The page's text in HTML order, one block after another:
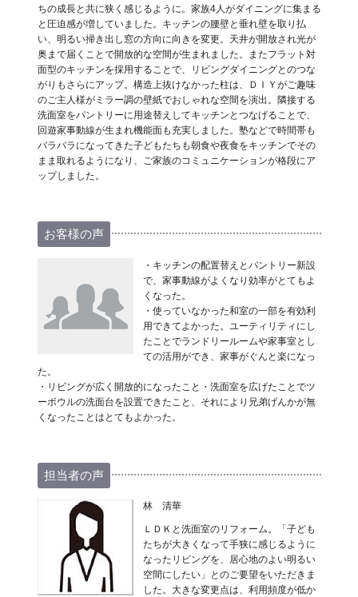
ちの成長と共に狭く感じるように。家族4人がダイニングに集まる
と圧迫感が増していました。キッチンの腰壁と垂れ壁を取り払
い、明るい掃き出し窓の方向に向きを変更。天井が開放され光が
奥まで届くことで開放的な空間が生まれました。またフラット対
面型のキッチンを採用することで、リビングダイニングとのつな
がりもさらにアップ。構造上抜けなかった柱は、ＤＩＹがご趣味
のご主人様がミラー調の壁紙でおしゃれな空間を演出。隣接する
洗面室をパントリーに用途替えしてキッチンとつなげることで、
回遊家事動線が生まれ機能面も充実しました。塾などで時間帯も
バラバラになってきた子どもたちも朝食や夜食をキッチンでその
まま取れるようになり、ご家族のコミュニケーションが格段にア
ップしました。
お客様の声
・キッチンの配置替えとパントリー新設
で、家事動線がよくなり効率がとてもよ
くなった。
・使っていなかった和室の一部を有効利
用できてよかった。ユーティリティにし
たことでランドリールームや家事室とし
ての活用ができ、家事がぐんと楽になっ
た。
・リビングが広く開放的になったこと・洗面室を広げたことでツ
ーボウルの洗面台を設置できたこと、それにより兄弟げんかが無
くなったことはとてもよかった。
担当者の声
林 清華
ＬＤＫと洗面室のリフォーム。「子ども
たちが大きくなって手狭に感じるように
なったリビングを、居心地のよい明るい
空間にしたい」とのご要望をいただきま
した。大きな変更点は、利用頻度が低か